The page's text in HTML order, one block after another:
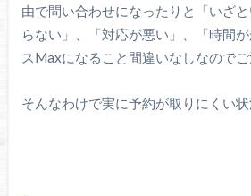
由で問い合わせになったりと「いざ
らない」、「対応が悪い」、「時間
スMaxになること間違いなしなのでご
そんなわけで実に予約が取りにくい状